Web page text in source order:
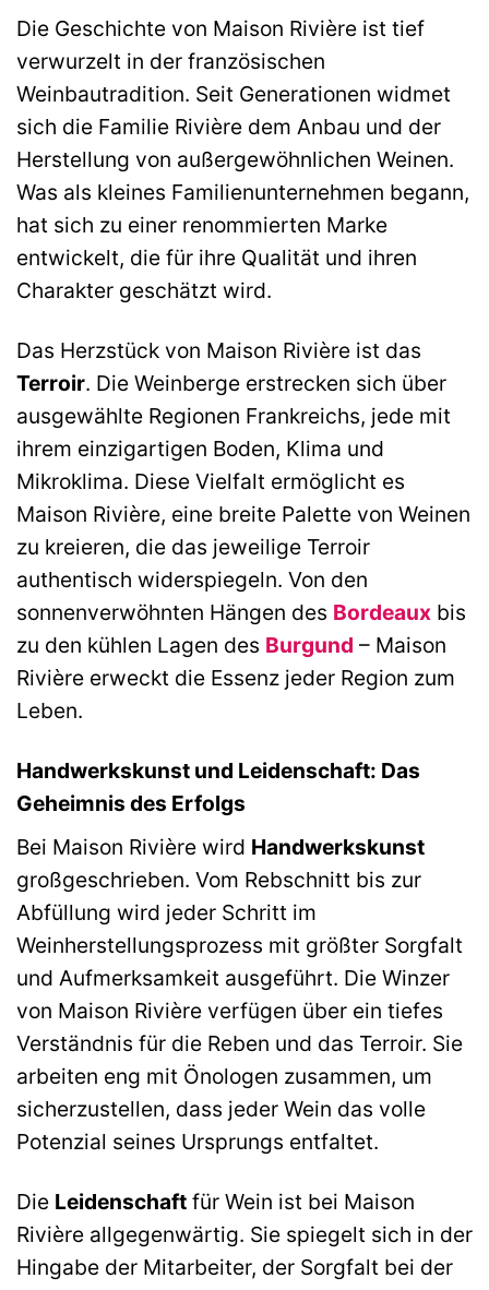
Die Geschichte von Maison Rivière ist tief
verwurzelt in der französischen
Weinbautradition. Seit Generationen widmet
sich die Familie Rivière dem Anbau und der
Herstellung von außergewöhnlichen Weinen.
Was als kleines Familienunternehmen begann,
hat sich zu einer renommierten Marke
entwickelt, die für ihre Qualität und ihren
Charakter geschätzt wird.
Das Herzstück von Maison Rivière ist das
Terroir. Die Weinberge erstrecken sich über
ausgewählte Regionen Frankreichs, jede mit
ihrem einzigartigen Boden, Klima und
Mikroklima. Diese Vielfalt ermöglicht es
Maison Rivière, eine breite Palette von Weinen
zu kreieren, die das jeweilige Terroir
authentisch widerspiegeln. Von den
sonnenverwöhnten Hängen des Bordeaux bis
zu den kühlen Lagen des Burgund – Maison
Rivière erweckt die Essenz jeder Region zum
Leben.
Handwerkskunst und Leidenschaft: Das
Geheimnis des Erfolgs
Bei Maison Rivière wird Handwerkskunst
großgeschrieben. Vom Rebschnitt bis zur
Abfüllung wird jeder Schritt im
Weinherstellungsprozess mit größter Sorgfalt
und Aufmerksamkeit ausgeführt. Die Winzer
von Maison Rivière verfügen über ein tiefes
Verständnis für die Reben und das Terroir. Sie
arbeiten eng mit Önologen zusammen, um
sicherzustellen, dass jeder Wein das volle
Potenzial seines Ursprungs entfaltet.
Die Leidenschaft für Wein ist bei Maison
Rivière allgegenwärtig. Sie spiegelt sich in der
Hingabe der Mitarbeiter, der Sorgfalt bei der